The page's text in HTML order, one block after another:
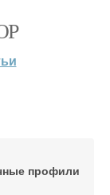
профили